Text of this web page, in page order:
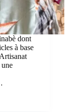
dont
à base